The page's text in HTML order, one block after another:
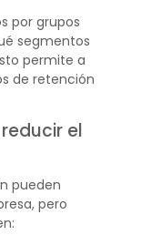
por grupos
segmentos
permite a
de retención
el
pueden
pero